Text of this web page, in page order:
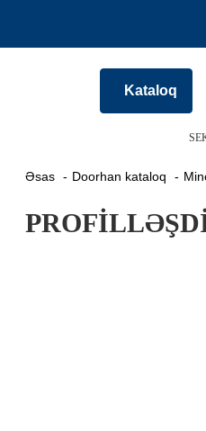
Kataloq
Əsas Doorhan kataloq